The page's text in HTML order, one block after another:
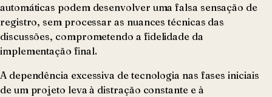
automáticas podem desenvolver uma falsa sensação de
registro, sem processar as nuances técnicas das
discussões, comprometendo a fidelidade da
implementação final.
A dependência excessiva de tecnologia nas fases iniciais
de um projeto leva à distração constante e à